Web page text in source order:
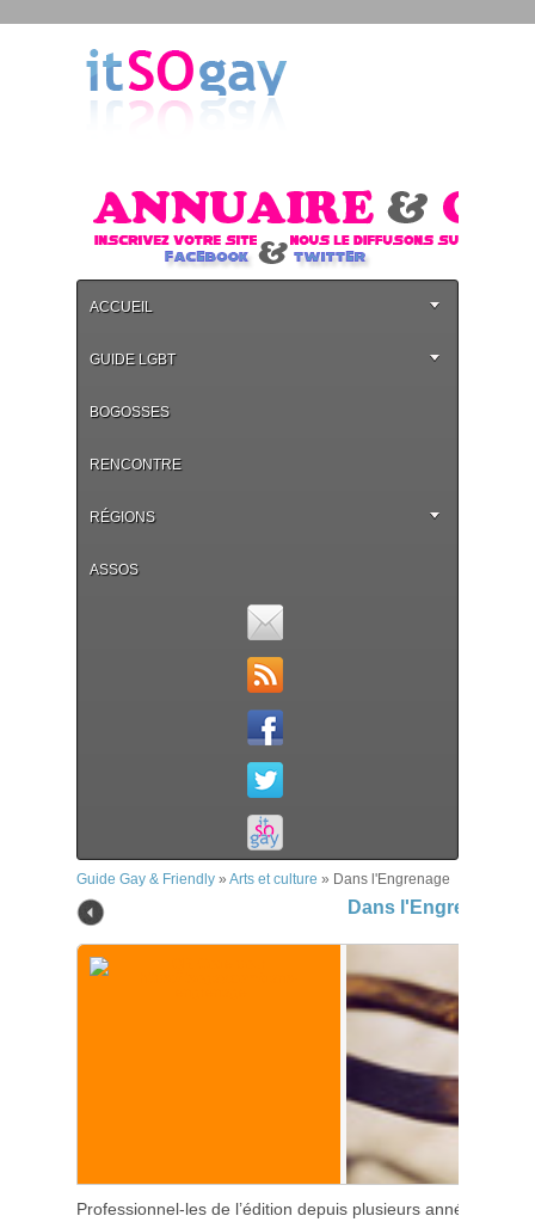
ACCUEIL
GUIDE LGBT
BOGOSSES
RENCONTRE
RÉGIONS
ASSOS
Guide Gay & Friendly » Arts et culture » Dans l'Engrenage
Dans l'Engrenage
Professionnel-les de l’édition depuis plusieurs années,